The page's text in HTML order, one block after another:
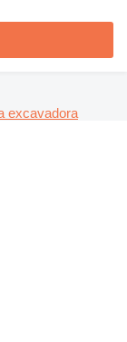
excavadora